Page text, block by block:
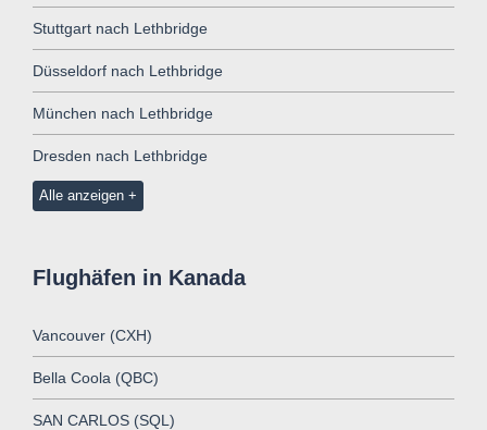
Stuttgart nach Lethbridge
Düsseldorf nach Lethbridge
München nach Lethbridge
Dresden nach Lethbridge
Alle anzeigen
Flughäfen in Kanada
Vancouver (CXH)
Bella Coola (QBC)
SAN CARLOS (SQL)